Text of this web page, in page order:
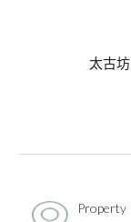
太古
Property